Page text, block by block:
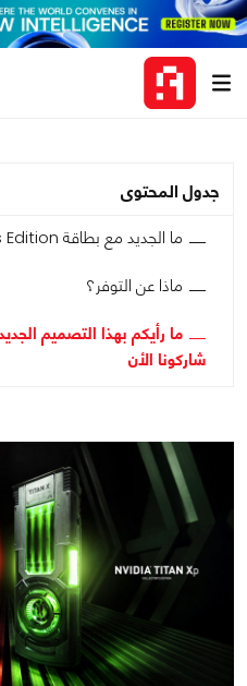
جدول المحتوى
ما الجديد مع بطاقة TITAN Xp Collector’s Edition إذاً؟
ماذا عن التوفر؟
شاركونا الأن